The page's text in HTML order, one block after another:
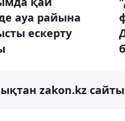
ауа райына
ескерту
zakon.kz